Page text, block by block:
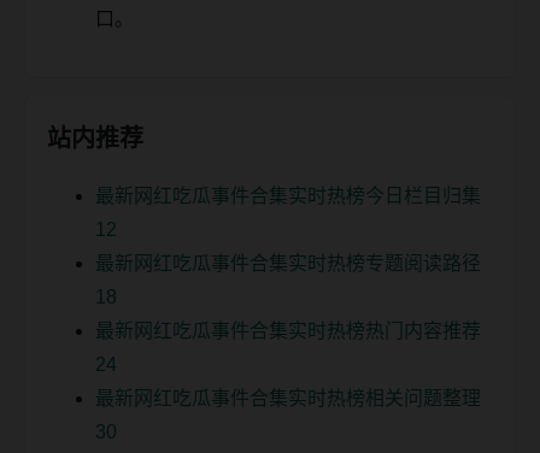
口。
站内推荐
最新网红吃瓜事件合集实时热榜今日栏目归集
12
最新网红吃瓜事件合集实时热榜专题阅读路径
18
最新网红吃瓜事件合集实时热榜热门内容推荐
24
最新网红吃瓜事件合集实时热榜相关问题整理
30